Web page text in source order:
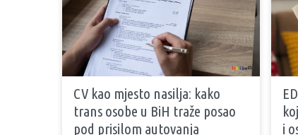
CV kao mjesto nasilja: kako
trans osobe u BiH traže posao
pod prisilom autovanja
i